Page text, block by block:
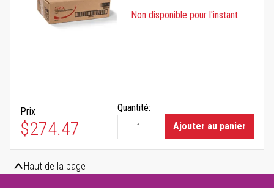
Non disponible pour l'instant
Prix
$274.47
Quantité:
Ajouter au panier
Haut de la page